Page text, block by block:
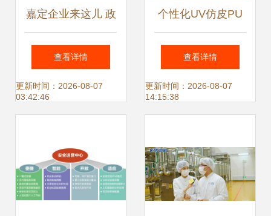
嘉定企业来这儿 政
务服务免费提供法
律、融资及信息服
查看详情
更新时间：2026-08-07
03:42:46
个性化UV仿皮PU
笔记本 商务定制与
信息咨询服务的完
查看详情
更新时间：2026-08-07
14:15:38